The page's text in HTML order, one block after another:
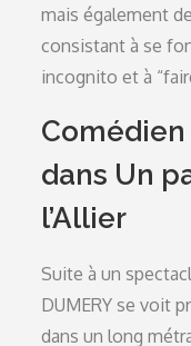
mais également
consistant à se
incognito et à
dans Un
l’Allier
Suite à un
DUMERY se voit
dans un long